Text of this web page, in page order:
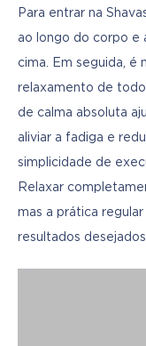
Para entrar na
ao longo do corpo e
cima. Em seguida, é
relaxamento de
de calma absoluta
aliviar a fadiga e
simplicidade de
Relaxar
mas a prática
resultados desejados.